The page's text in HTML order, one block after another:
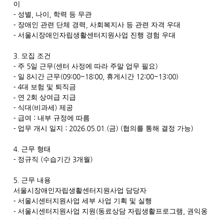
이
- 성별 나이 학력 등 무관
- 장애인 관련 단체 경력 사회복지사 등 관련 자격 우대
- 서울시장애인자립생활센터지원사업 진행 경험 우대
3. 모집 조건
- 주 5일 근무(센터 사정에 따라 주말 업무 필요)
- 일 8시간 근무(09:00~18:00, 휴게시간 12:00~13:00)
- 4대 보험 및 퇴직금
- 연 2회 상여급 지급
- 식대 (비과세 ) 제공
- 급여 : 내부 규정에 따름
- 업무 개시 일지 : 2026.05.01.(금) (협의를 통해 결정 가능)
4. 근무 형태
- 정규직 (수습기간 3개월)
5. 근무 내용
서울시장애인자립생활센터지원사업 담당자
- 서울시센터지원사업 세부 사업 기획 및 실행
- 서울시센터지원사업 지원 (동료상담 자립생활프로그램
권익옹